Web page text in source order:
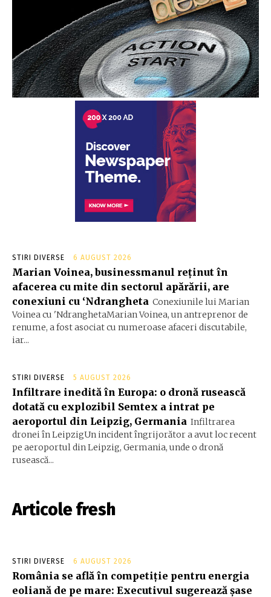
STIRI DIVERSE 6 AUGUST 2026
Marian Voinea, businessmanul reținut în
afacerea cu mite din sectorul apărării, are
conexiuni cu ‘Ndrangheta Conexiunile lui Marian
Voinea cu 'NdranghetaMarian Voinea, un antreprenor de
renume, a fost asociat cu numeroase afaceri discutabile,
iar...
STIRI DIVERSE 5 AUGUST 2026
Infiltrare inedită în Europa: o dronă rusească
dotată cu explozibil Semtex a intrat pe
aeroportul din Leipzig, Germania Infiltrarea
dronei în LeipzigUn incident îngrijorător a avut loc recent
pe aeroportul din Leipzig, Germania, unde o dronă
rusească...
Articole fresh
STIRI DIVERSE 6 AUGUST 2026
România se află în competiție pentru energia
eoliană de pe mare: Executivul sugerează șase